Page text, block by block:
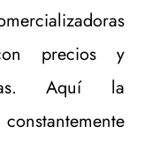
precios y
Aquí la